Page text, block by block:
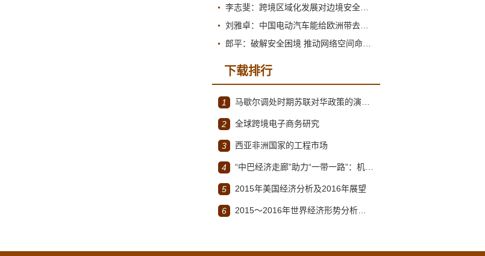
下载排行
1 马歇尔调处时期苏联对华政策的演变（1945年12月～1947年1月）
2 全球跨境电子商务研究
3 西亚非洲国家的工程市场
4 “中巴经济走廊”助力“一带一路”：机遇与挑战
5 2015年美国经济分析及2016年展望
6 2015～2016年世界经济形势分析与展望